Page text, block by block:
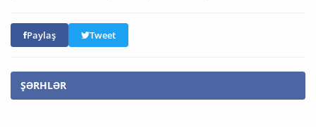
Paylaş Tweet
ŞƏRHLƏR